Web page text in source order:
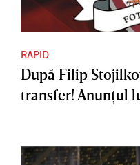
RAPID
După Filip Stojilkovic, Rapid mai face un
transfer! Anunţul